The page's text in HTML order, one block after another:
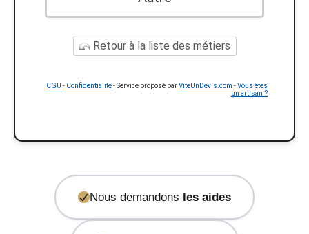
Retour à la liste des métiers
CGU - Confidentialité- Service proposé parViteUnDevis.com -Vous êtes
un artisan ?
Nous demandons les aides